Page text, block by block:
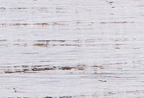
Produkte im Warenkorb.